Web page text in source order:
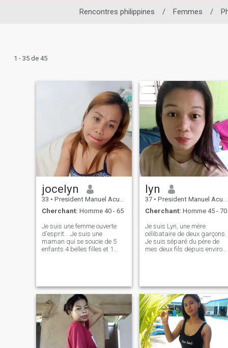
Rencontres philippines / Femmes /
1 - 35 de 45
jocelyn
33 • President Manuel Acuña Roxas, Zamboanga del Norte, Philippin...
Cherchant: Homme 40 - 65
Je suis une femme ouverte
d'esprit... Je suis une
maman qui se soucie de 5
enfants 4 belles filles et 1
je ne vais toujours pas
essayer mais pas dans ma
même itnicity.je ne vais pas
essayer de le regarder de
pays étranger.mais bien sûr
avant qu'il m'accepte, il doit
accepter mes enfants
d'abord pour être son propre
lyn
37 • President Manuel Acuña Roxas, Zamboanga del Norte, Philippin...
Cherchant: Homme 45 - 70
Je suis Lyn, une mère
célibataire de deux garçons.
Je suis séparé du père de
mes deux fils depuis environ
Cependant, je ne travaille
pas loin de mes enfants
actuellement parce que je
dois m’occuper d’eux, de la
maison à l’école et de l’école à
la maison. En tant que mère,
et ayant moi-même été
étudiante, je comprends